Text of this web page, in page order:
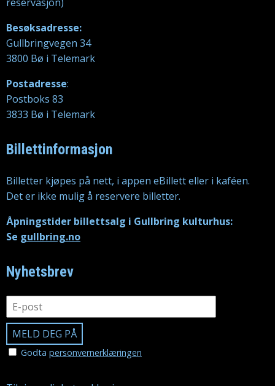
Besøksadresse:
Gullbringvegen 34
3800 Bø i Telemark
Postadresse:
Postboks 83
3833 Bø i Telemark
Billettinformasjon
Billetter kjøpes på nett, i appen eBillett eller i kaféen.
Det er ikke mulig å reservere billetter.
Åpningstider billettsalg i Gullbring kulturhus:
Se gullbring.no
Nyhetsbrev
Godta personvernerklæringen